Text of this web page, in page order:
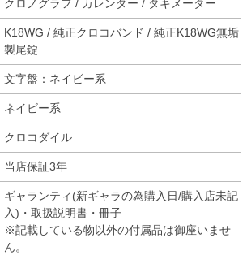
クロノグラフ / カレンダー / タキメーター
K18WG / 純正クロコバンド / 純正K18WG無垢
製尾錠
文字盤：ネイビー系
ネイビー系
クロコダイル
当店保証3年
ギャランティ(新ギャラの為購入日/購入店未記
入)・取扱説明書・冊子
※記載している物以外の付属品は御座いませ
ん。